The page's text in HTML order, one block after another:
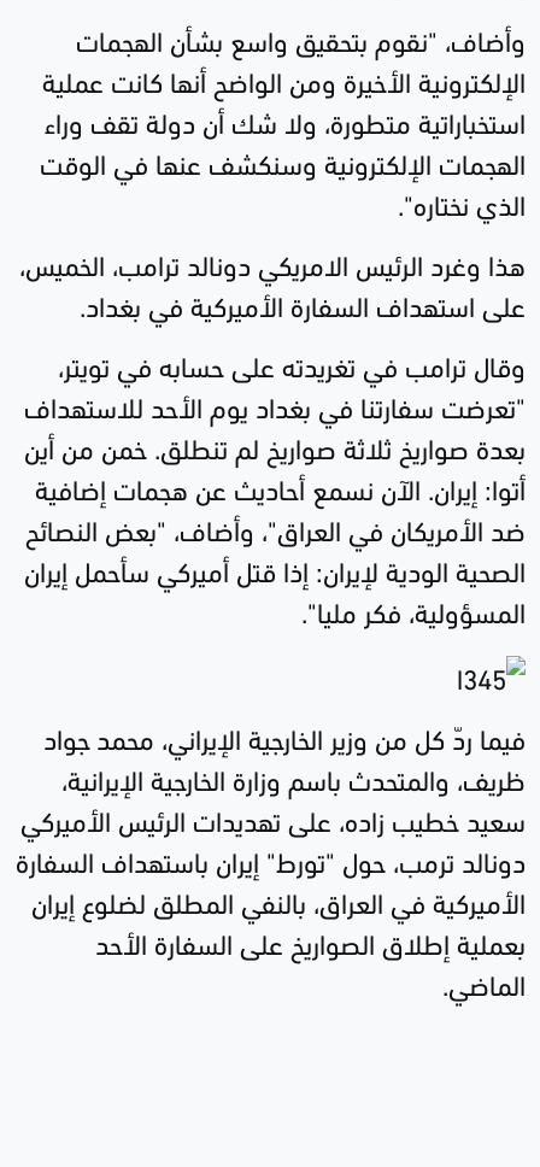
وأضاف، "نقوم بتحقيق واسع بشأن الهجمات
الإلكترونية الأخيرة ومن الواضح أنها كانت عملية
استخباراتية متطورة، ولا شك أن دولة تقف وراء
الهجمات الإلكترونية وسنكشف عنها في الوقت
الذي نختاره"
.
هذا وغرد الرئيس الامريكي دونالد ترامب، الخميس،
على استهداف السفارة الأميركية في بغداد.
وقال ترامب في تغريدته على حسابه في تويتر،
"تعرضت سفارتنا في بغداد يوم الأحد للاستهداف
بعدة صواريخ ثلاثة صواريخ لم تنطلق. خمن من أين
أتوا: إيران. الآن نسمع أحاديث عن هجمات إضافية
ضد الأمريكان في العراق"، وأضاف، "بعض النصائح
الصحية الودية لإيران: إذا قتل أميركي سأحمل إيران
المسؤولية، فكر مليا".
فيما ردّ كل من وزير الخارجية الإيراني، محمد جواد
ظريف، والمتحدث باسم وزارة الخارجية الإيرانية،
سعيد خطيب زاده، على تهديدات الرئيس الأميركي
دونالد ترمب، حول "تورط" إيران باستهداف السفارة
الأميركية في العراق، بالنفي المطلق لضلوع إيران
بعملية إطلاق الصواريخ على السفارة الأحد
الماضي.